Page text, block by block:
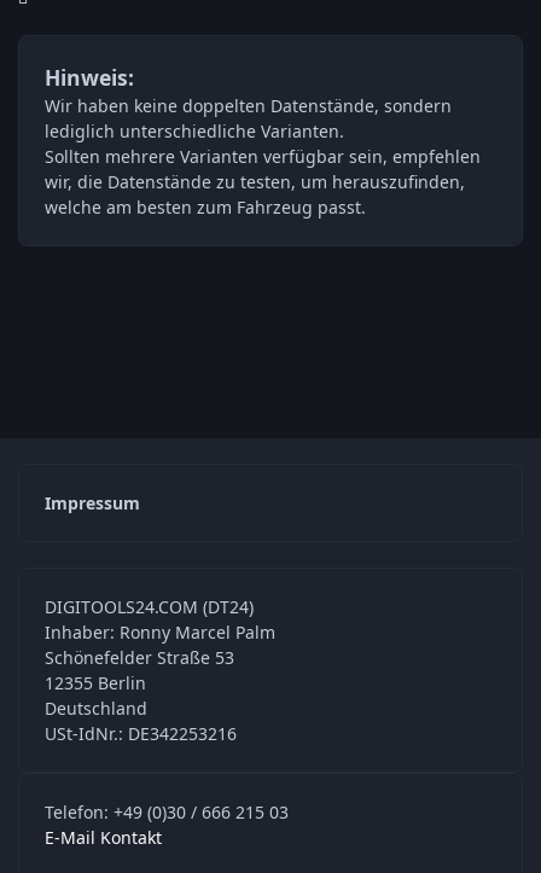
Hinweis:
Wir haben keine doppelten Datenstände, sondern
lediglich unterschiedliche Varianten.
Sollten mehrere Varianten verfügbar sein, empfehlen
wir, die Datenstände zu testen, um herauszufinden,
welche am besten zum Fahrzeug passt.
Impressum
DIGITOOLS24.COM (DT24)
Inhaber: Ronny Marcel Palm
Schönefelder Straße 53
12355 Berlin
Deutschland
USt-IdNr.: DE342253216
Telefon: +49 (0)30 / 666 215 03
E-Mail Kontakt